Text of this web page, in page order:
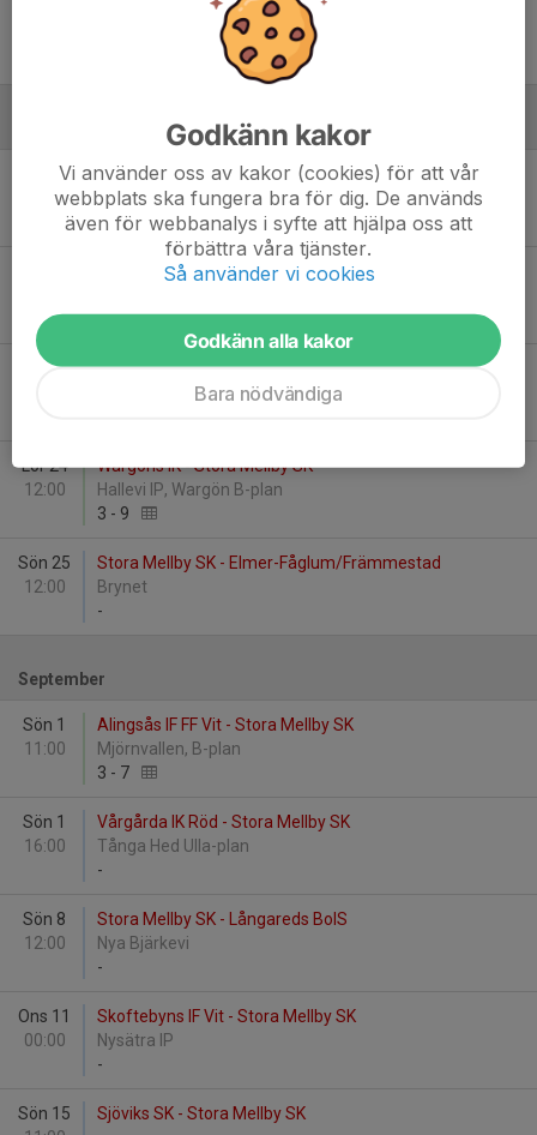
Stora Mellby SK - Vänersborgs IF Blå
Lör 17
11:00
Skoftebyns IF Vit - Stora Mellby SK
Almagärdet
6 -1
IFK Trollhättan - Stora Mellby SK
-
Ons 21
Stora Mellby SK - Vänersborgs FK Svart
Brynet Skogen
Lör 24
12:00
Wargöns IK - Stora Mellby SK
Hallevi IP, Wargön B-plan
3 - 9
Sön 25
12:00
Stora Mellby SK - Elmer-Fåglum/Främmestad
Brynet
-
September
Sön 1
11:00
Alingsås IF FF Vit - Stora Mellby SK
Mjörnvallen, B-plan
3 - 7
Sön 1
16:00
Vårgårda IK Röd - Stora Mellby SK
Tånga Hed Ulla-plan
-
Sön 8
12:00
Stora Mellby SK - Långareds BoIS
Nya Bjärkevi
-
Ons 11
00:00
Skoftebyns IF Vit - Stora Mellby SK
Nysätra IP
-
Sön 15
Sjöviks SK - Stora Mellby SK
Godkänn kakor
Vi använder oss av kakor (cookies) för att vår
webbplats ska fungera bra för dig. De används
även för webbanalys i syfte att hjälpa oss att
förbättra våra tjänster.
Så använder vi cookies
Godkänn alla kakor
Bara nödvändiga